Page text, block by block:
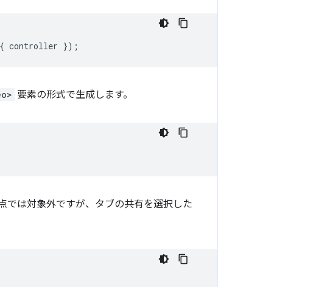
controller });
要素の形式で生成します。
では対象外ですが、タブの共有を選択した